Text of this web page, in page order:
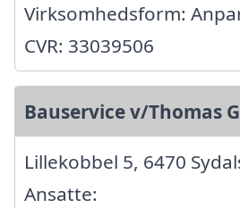
Virksomhedsform:
CVR: 33039506
Bauservice v/Thomas
Lillekobbel 5, 6470
Ansatte: